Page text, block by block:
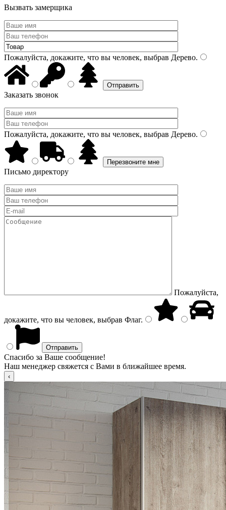
Вызвать замерщика
Пожалуйста, докажите, что вы человек, выбрав Дерево.
Заказать звонок
Пожалуйста, докажите, что вы человек, выбрав Дерево.
Письмо директору
Пожалуйста,
докажите, что вы человек, выбрав Флаг.
Спасибо за Ваше сообщение!
Наш менеджер свяжется с Вами в ближайшее время.